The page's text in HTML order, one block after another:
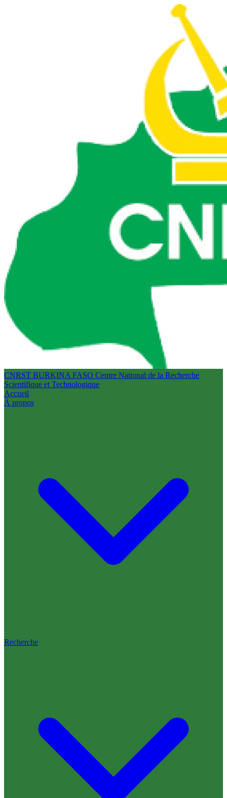
CNRST BURKINA FASO Centre National de la Recherche
Scientifique et Technologique
Accueil
À propos
Recherche